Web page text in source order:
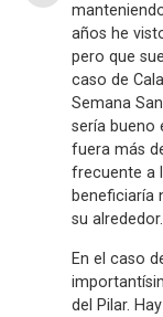
años he
pero que
caso de
Semana
sería bueno
fuera más
frecuente a
beneficiaría
su alrededor.
En el caso
del Pilar.